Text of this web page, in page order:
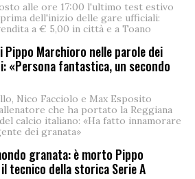
alle ore 17:00 l'ultimo test estivo
dell'inizio delle gare ufficiali:
a € 5,00 in città e a Toano
Marchioro nelle parole dei
«Persona fantastica, un secondo
Nico Facciolo e Max Esposito
che ha portato la Reggiana
calcio italiano: «Ha fatto innamorare
dei granata»
granata: è morto Pippo
tecnico della storica Serie A